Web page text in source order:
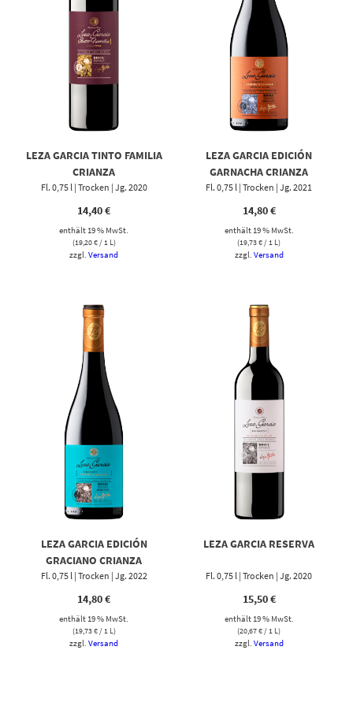
LEZA GARCIA TINTO FAMILIA
CRIANZA
Fl. 0,75 l | Trocken | Jg. 2020
14,40€
enthält 19 % MwSt.
(19,20€/ 1 L)
zzgl.Versand
LEZA GARCIA EDICIÓN
GARNACHA CRIANZA
Fl. 0,75 l | Trocken | Jg. 2021
14,80€
enthält 19 % MwSt.
(19,73€/ 1 L)
zzgl. Versand
LEZA GARCIA EDICIÓN
GRACIANO CRIANZA
Fl. 0,75 l | Trocken | Jg. 2022
14,80€
enthält 19 % MwSt.
(19,73€/ 1 L)
zzgl.Versand
LEZA GARCIA RESERVA
Fl. 0,75 l | Trocken | Jg. 2020
15,50€
enthält 19 % MwSt.
(20,67€ / 1 L)
zzgl. Versand